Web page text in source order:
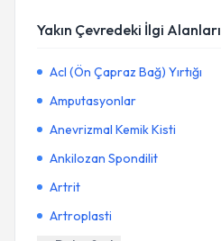
Yakın Çevredeki İlgi Alanları
Acl (Ön Çapraz Bağ) Yırtığı
Amputasyonlar
Anevrizmal Kemik Kisti
Ankilozan Spondilit
Artrit
Artroplasti